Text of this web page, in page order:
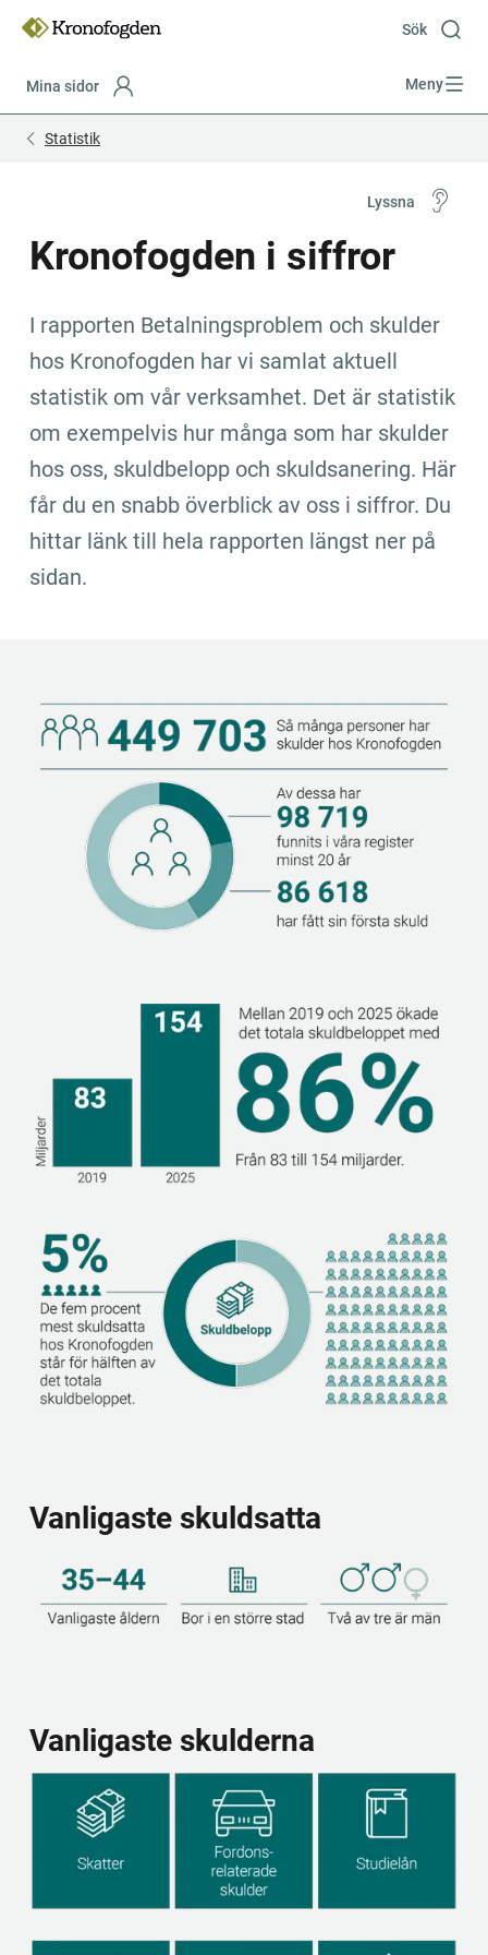
innehåll
Sök
Mina sidor Meny
Statistik
Lyssna
Kronofogden i siffror
I rapporten Betalningsproblem och skulder
hos Kronofogden har vi samlat aktuell
statistik om vår verksamhet. Det är statistik
om exempelvis hur många som har skulder
hos oss, skuldbelopp och skuldsanering. Här
får du en snabb överblick av oss i siffror. Du
hittar länk till hela rapporten längst ner på
sidan.
Vanligaste skuldsatta
Vanligaste skulderna
start
end